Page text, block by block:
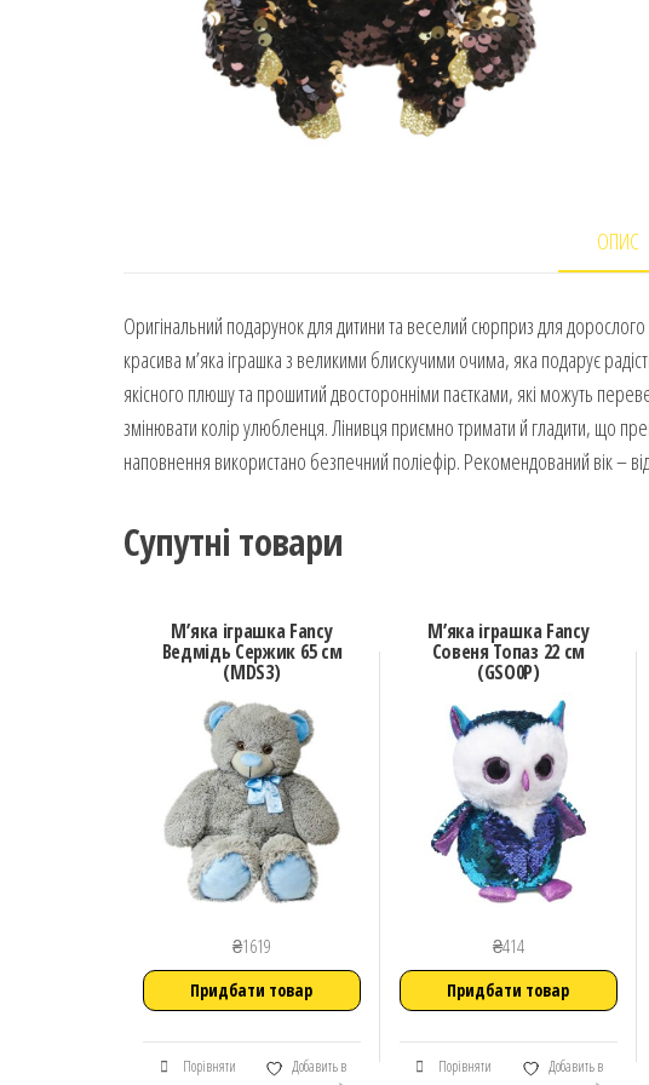
ОПИС
Оригінальний подарунок для дитини та веселий сюрприз для
красива м’яка іграшка з великими блискучими очима, яка подарує
якісного плюшу та прошитий двосторонніми паєтками, які можуть
змінювати колір улюбленця. Лінивця приємно тримати й гладити, що
наповнення використано безпечний поліефір. Рекомендований вік –
Супутні товари
М’яка іграшка Fancy
Ведмідь Сержик 65 см
(MDS3)
₴1619
Придбати товар
Порівняти
Добавить в
М’яка іграшка Fancy
Совеня Топаз 22 см
(GSO0P)
₴414
Придбати товар
Порівняти
Добавить в